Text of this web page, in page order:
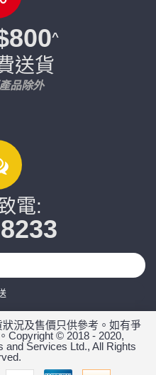
^
送貨
品除外
電:
況及售價只供參考。如有爭
Copyright © 2018 - 2020,
and Services Ltd., All Rights